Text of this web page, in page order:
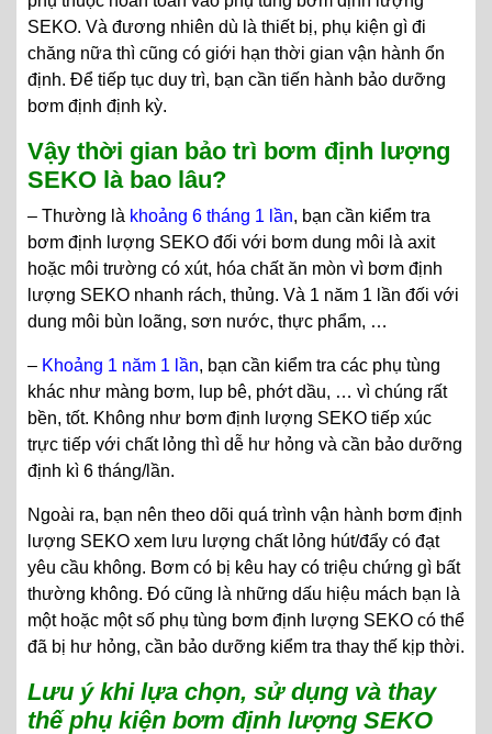
SEKO. Và đương nhiên dù là thiết bị, phụ kiện gì đi
chăng nữa thì cũng có giới hạn thời gian vận hành ổn
định. Để tiếp tục duy trì, bạn cần tiến hành bảo dưỡng
bơm định định kỳ.
Vậy thời gian bảo trì bơm định lượng
SEKO là bao lâu?
– Thường là khoảng 6 tháng 1 lần, bạn cần kiểm tra
bơm định lượng SEKO đối với bơm dung môi là axit
hoặc môi trường có xút, hóa chất ăn mòn vì bơm định
lượng SEKO nhanh rách, thủng. Và 1 năm 1 lần đối với
dung môi bùn loãng, sơn nước, thực phẩm, …
– Khoảng 1 năm 1 lần, bạn cần kiểm tra các phụ tùng
khác như màng bơm, lup bê, phớt dầu, … vì chúng rất
bền, tốt. Không như bơm định lượng SEKO tiếp xúc
trực tiếp với chất lỏng thì dễ hư hỏng và cần bảo dưỡng
định kì 6 tháng/lần.
Ngoài ra, bạn nên theo dõi quá trình vận hành bơm định
lượng SEKO xem lưu lượng chất lỏng hút/đẩy có đạt
yêu cầu không. Bơm có bị kêu hay có triệu chứng gì bất
thường không. Đó cũng là những dấu hiệu mách bạn là
một hoặc một số phụ tùng bơm định lượng SEKO có thể
đã bị hư hỏng, cần bảo dưỡng kiểm tra thay thế kịp thời.
Lưu ý khi lựa chọn, sử dụng và thay
thế phụ kiện bơm định lượng SEKO